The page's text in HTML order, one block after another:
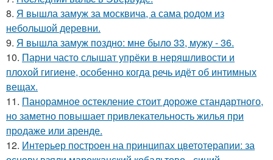
8. Я вышла замуж за москвича, а сама родом из
небольшой деревни.
9. Я вышла замуж поздно: мне было 33, мужу - 36.
10. Парни часто слышат упрёки в неряшливости и
плохой гигиене, особенно когда речь идёт об интимных
вещах.
11. Панорамное остекление стоит дороже стандартного,
но заметно повышает привлекательность жилья при
продаже или аренде.
12. Интерьер построен на принципах цветотерапии: за